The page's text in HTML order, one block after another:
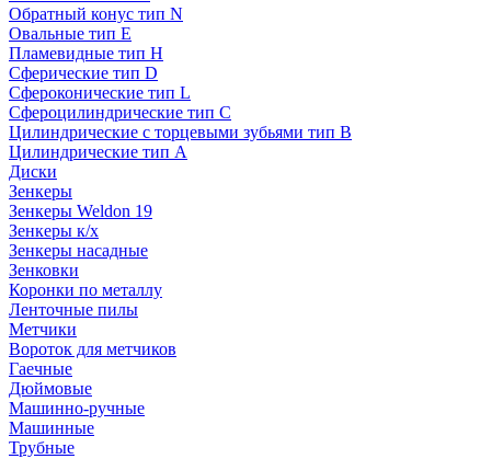
Обратный конус тип N
Овальные тип E
Пламевидные тип H
Сферические тип D
Сфероконические тип L
Сфероцилиндрические тип C
Цилиндрические с торцевыми зубьями тип B
Цилиндрические тип А
Диски
Зенкеры
Зенкеры Weldon 19
Зенкеры к/х
Зенкеры насадные
Зенковки
Коронки по металлу
Ленточные пилы
Метчики
Вороток для метчиков
Гаечные
Дюймовые
Машинно-ручные
Машинные
Трубные